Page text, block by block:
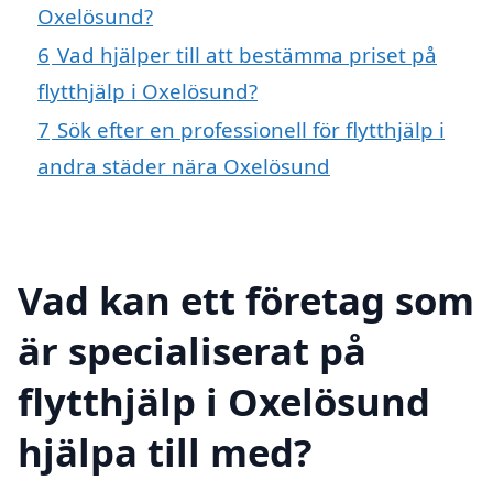
Oxelösund?
6 Vad hjälper till att bestämma priset på
flytthjälp i Oxelösund?
7 Sök efter en professionell för flytthjälp i
andra städer nära Oxelösund
Vad kan ett företag som
är specialiserat på
flytthjälp i Oxelösund
hjälpa till med?